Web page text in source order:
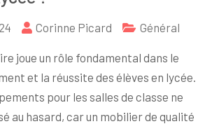
Corinne Picard Général
joue un rôle fondamental dans le
et la réussite des élèves en lycée.
pour les salles de classe ne
au hasard, car un mobilier de qualité